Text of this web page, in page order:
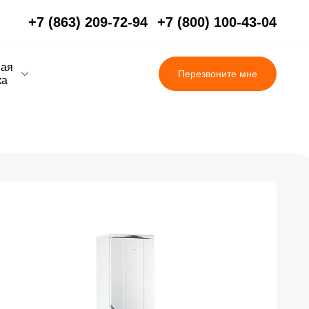
+7 (863) 209-72-94 +7 (800) 100-43-04
Перезвоните мне